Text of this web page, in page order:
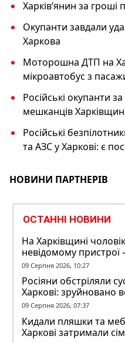
Харківʼянин за
Окупанти завдали
Харкова
Моторошна ДТП на
мікроавтобус з
Російські окупанти
мешканців
Російські
та АЗС у Харкові: є
НОВИНИ ПАРТНЕРІВ
ОСТАННІ НОВИНИ
На Харківщині
невідомому пристрої
руки
09 Серпня 2026, 10:27
Росіяни обстріляли
Харкові: зруйновано
заблоковані
09 Серпня 2026, 07:37
Кидали пляшки та
Харкові затримали